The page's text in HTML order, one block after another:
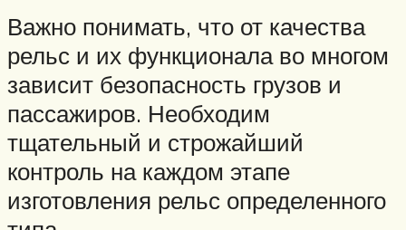
Важно понимать, что от качества
рельс и их функционала во многом
зависит безопасность грузов и
пассажиров. Необходим
тщательный и строжайший
контроль на каждом этапе
изготовления рельс определенного